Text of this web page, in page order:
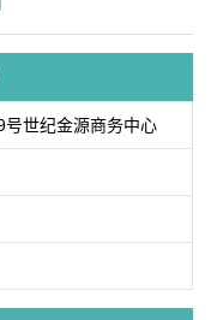
世纪金源商务中心